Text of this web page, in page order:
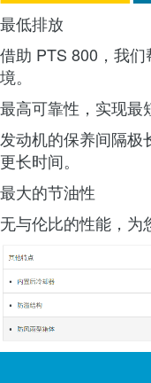
最低排放
借助 PTS 800，我
境。
最高可靠性，实现最
发动机的保养间隔极
更长时间。
最大的节油性
无与伦比的性能，为